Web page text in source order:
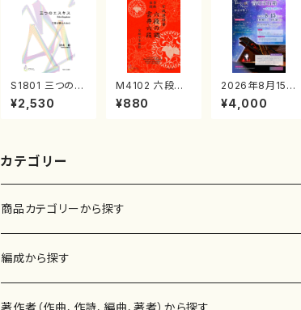
S1801 三つのエ
スキス（箏2，17/
清水 脩/楽譜）
¥2,530
M4102 六段の
調 雲井六段
（箏/宮城道雄
¥880
2026年8月15日
（土）野尻多佳子
ピアノリサイタ
¥4,000
カテゴリー
商品カテゴリーから探す
楽譜
書籍
編成から探す
邦楽器
著作者（作曲、作詩、編曲、著者）から探す